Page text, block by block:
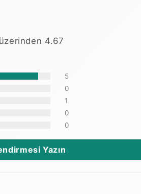
4.67
5
0
1
0
0
Yazın